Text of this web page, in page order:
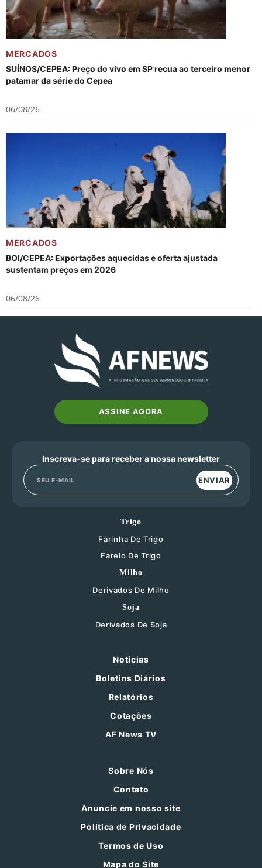
MERCADOS
SUÍNOS/CEPEA: Preço do vivo em SP recua ao terceiro menor
patamar da série do Cepea
06/08/26
MERCADOS
BOI/CEPEA: Exportações aquecidas e oferta ajustada
sustentam preços em 2026
06/08/26
ASSINE AGORA
Inscreva-se para receber a nossa newsletter
ENVIAR
Trigo
Farinha De Trigo
Farelo De Trigo
Milho
Derivados De Milho
Soja
Derivados De Soja
Notícias
Boletins Diários
Relatórios
Cotações
AF News TV
Sobre Nós
Contato
Anuncie em nosso site
Política de Privacidade
Termos de Uso
Mapa do Site